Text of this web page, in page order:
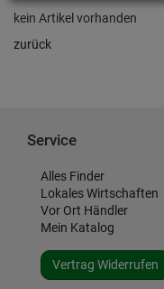
kein Artikel vorhanden
zurück
Service
Alles Finder
Lokales Wirtschaften
Vor Ort Händler
Mein Katalog
Vertrag Widerrufen